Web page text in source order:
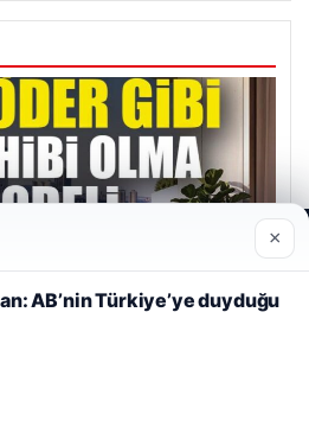
Konut güvencesi Dap vizyonuyla
Ana Tanıklık Etti
daha iyi anlayabilmek,
ve geliştirmek amacıyla çerezler
×
AB’nin Türkiye’ye duyduğu